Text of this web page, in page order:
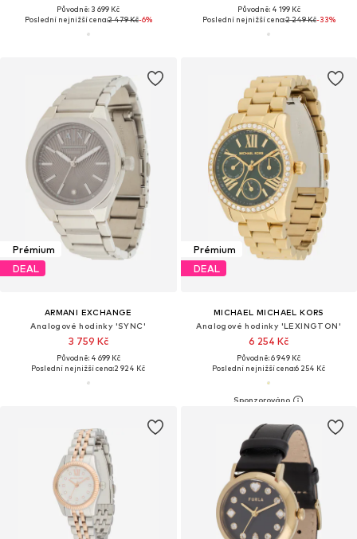
Původně: 3 699 Kč
Poslední nejnižší cena:2 479 Kč-6%
Původně: 4 199 Kč
Poslední nejnižší cena:2 249 Kč-33%
Prémium
DEAL
ARMANI EXCHANGE
Analogové hodinky 'SYNC'
3 759 Kč
Původně: 4 699 Kč
Poslední nejnižší cena:2 924 Kč
Prémium
DEAL
MICHAEL MICHAEL KORS
Analogové hodinky 'LEXINGTON'
6 254 Kč
Původně: 6 949 Kč
Poslední nejnižší cena:6 254 Kč